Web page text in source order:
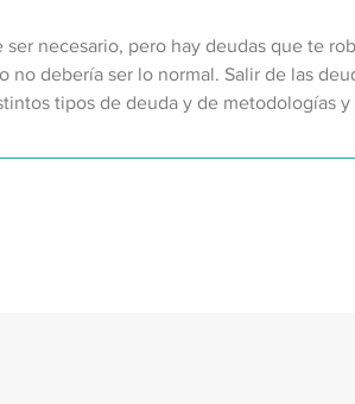
necesario, pero hay deudas que te
no debería ser lo normal. Salir de las
tipos de deuda y de metodologías